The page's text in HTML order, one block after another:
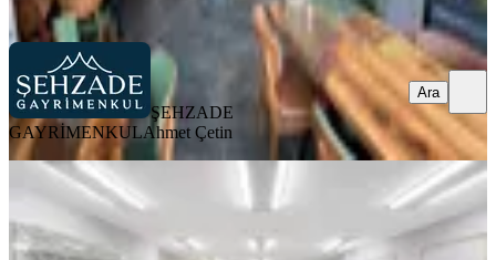
ŞEHZADE
GAYRİMENKULAhmet Çetin
Ara
Çınar'da Devren Kiralık Dükkan
Merkezefendi, Altıntop Mahallesi